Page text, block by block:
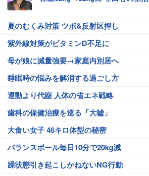
夏のむくみ対策 ツボ&反射区押し
紫外線対策がビタミンD不足に
母が娘に減量強要→家庭内別居へ
睡眠時の悩みを解消する過ごし方
運動より代謝 人体の省エネ戦略
歯科の保健治療を巡る「大嘘」
大食い女子 46キロ体型の秘密
バランスボール毎日10分で20kg減
躁状態引き起こしかねないNG行動